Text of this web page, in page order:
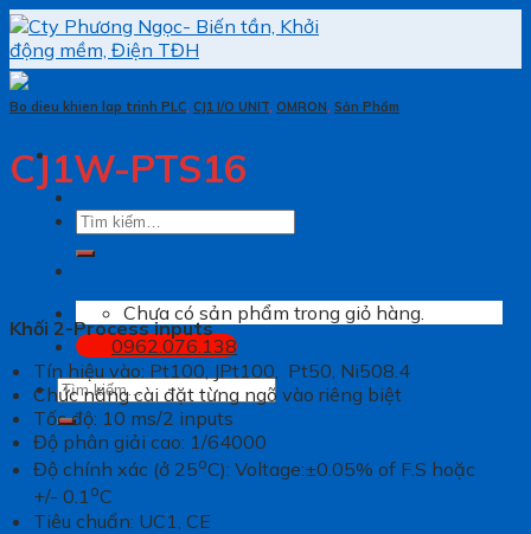
Skip
to
content
Tìm
Chưa có sản phẩm trong giỏ hàng.
0962.076.138
Tìm
kiếm:
Bo dieu khien lap trinh PLC, CJ1 I/O UNIT, OMRON, Sản Phẩm
CJ1W-PTS16
Khối 2-Process inputs
Tín hiệu vào: Pt100, JPt100, Pt50, Ni508.4
Chức năng cài đặt từng ngõ vào riêng biệt
Tốc độ: 10 ms/2 inputs
Độ phân giải cao: 1/64000
Độ chính xác (ở 25oC): Voltage:±0.05% of F.S hoặc
+/- 0.1oC
Tiêu chuẩn: UC1, CE